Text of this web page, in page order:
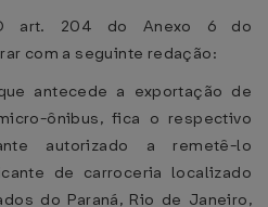
O art. 204 do Anexo 6 do
com a seguinte redação:
antecede a exportação de
ônibus, fica o respectivo
autorizado a remetê-lo
de carroceria localizado
do Paraná, Rio de Janeiro,